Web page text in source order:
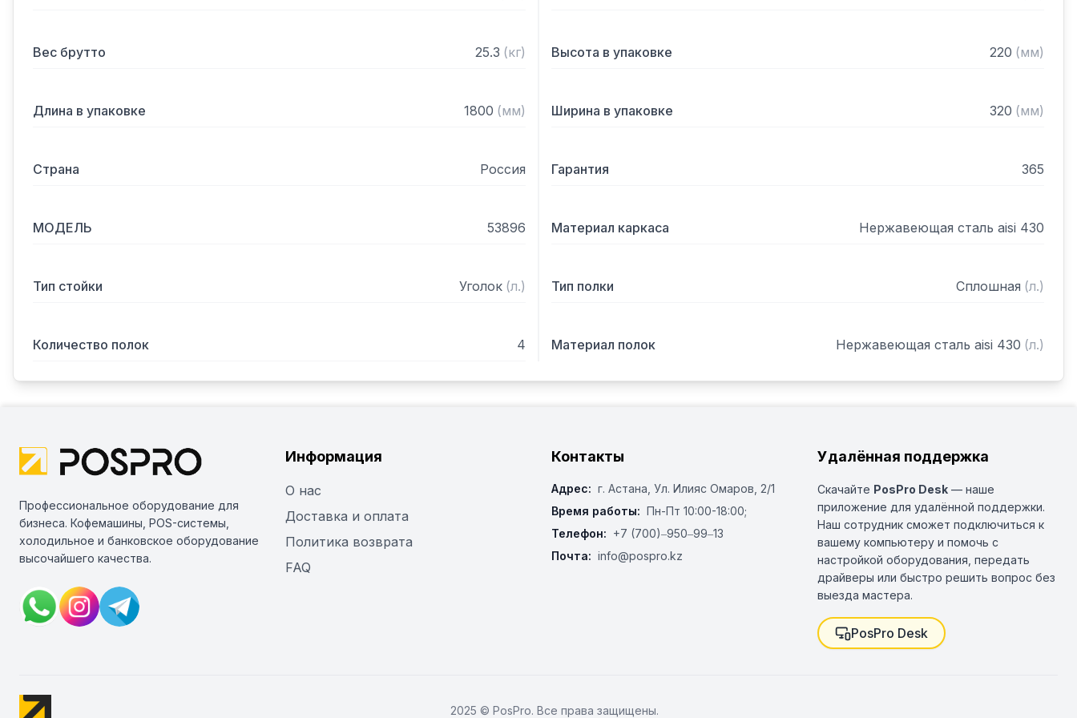
Вес брутто 25.3 (кг) Высота в упаковке 220 (мм)
Длина в упаковке 1800 (мм) Ширина в упаковке 320 (мм)
Страна Россия Гарантия 365
МОДЕЛЬ 53896 Материал каркаса Нержавеющая сталь aisi 430
Тип стойки Уголок (л.) Тип полки Сплошная (л.)
Количество полок 4 Материал полок Нержавеющая сталь aisi 430 (л.)
Профессиональное оборудование для
бизнеса. Кофемашины, POS-системы,
холодильное и банковское оборудование
высочайшего качества.
Информация
О нас
Доставка и оплата
Политика возврата
FAQ
Контакты
Адрес: г. Астана, ​Ул. Илияс Омаров, 2/1
Время работы: Пн-Пт 10:00-18:00;
Телефон: +7 (700)‒950‒99‒13
Почта: info@pospro.kz
Удалённая поддержка
Скачайте PosPro Desk — наше
приложение для удалённой поддержки.
Наш сотрудник сможет подключиться к
вашему компьютеру и помочь с
настройкой оборудования, передать
драйверы или быстро решить вопрос без
выезда мастера.
PosPro Desk
2025 © PosPro. Все права защищены.